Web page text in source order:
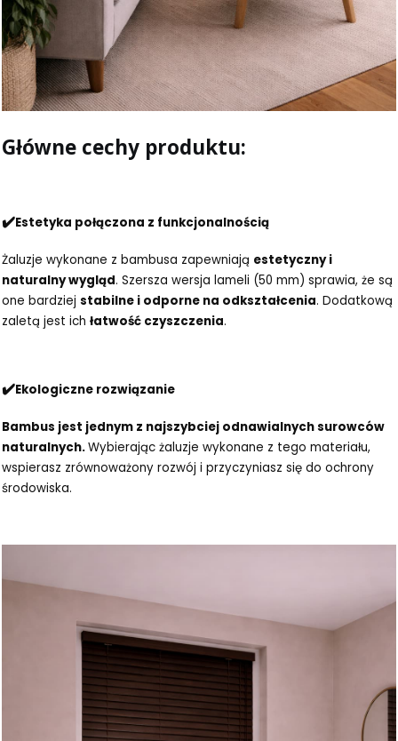
Główne cechy produktu:
✔️Estetyka połączona z funkcjonalnością
Żaluzje wykonane z bambusa zapewniają estetyczny i
naturalny wygląd. Szersza wersja lameli (50 mm) sprawia, że są
one bardziej stabilne i odporne na odkształcenia. Dodatkową
zaletą jest ich łatwość czyszczenia.
✔️Ekologiczne rozwiązanie
Bambus jest jednym z najszybciej odnawialnych surowców
naturalnych.Wybierając żaluzje wykonane z tego materiału,
wspierasz zrównoważony rozwój i przyczyniasz się do ochrony
środowiska.